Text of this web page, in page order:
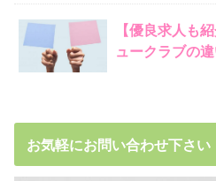
【優良求人も
ュークラブの
お気軽にお問い合わせ下さい